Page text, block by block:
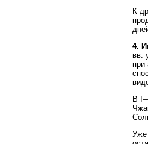
К
4.
вв.
при
В
Уже